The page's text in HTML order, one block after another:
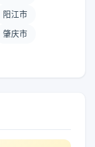
阳江市
肇庆市